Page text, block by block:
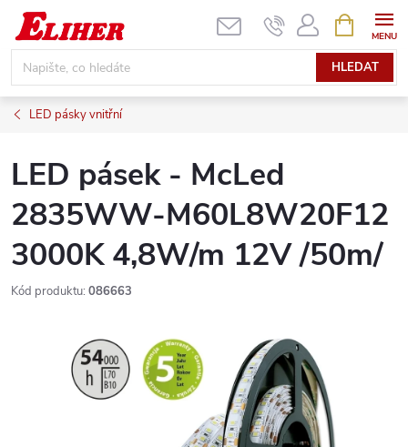
Přejít
obsah
HLEDAT
NÁKUPNÍ
KOŠÍK
LED pásky vnitřní
LED pásek - McLed
2835WW-M60L8W20F12
3000K 4,8W/m 12V /50m/
Kód produktu: 086663